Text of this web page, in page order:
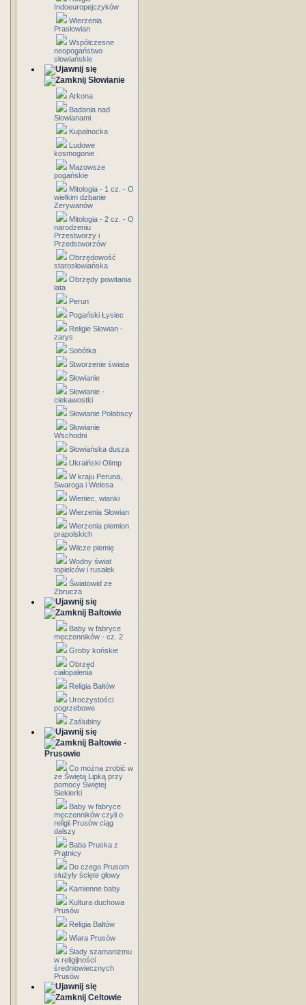
Indoeuropejczyków
Wierzenia
Prasłowian
Współczesne
neopogaństwo
słowiańskie
Słowianie
Arkona
Badania nad
Słowianami
Kupalnocka
Ludowe
kosmogonie
Mazowsze
pogańskie
Mitologia - 1 cz. - O
wielkim dzbanie
Zerywanów
Mitologia - 2 cz. - O
narodzeniu
Przestworzy i
Przedstworzów
Obrzędowość
starosłowiańska
Obrzędy powitania
lata
Perun
Pogański Łysiec
Religie Słowian -
zarys
Sobótka
Stworzenie świata
Słowianie
Słowianie -
ciekawostki
Słowianie Połabscy
Słowianie
Wschodni
Słowiańska dusza
Ukraiński Olimp
W kraju Peruna,
Swaroga i Welesa
Wieniec, wianki
Wierzenia Słowian
Wierzenia plemion
prapolskich
Wilcze plemię
Wodny świat
topielców i rusałek
Światowid ze
Zbrucza
Bałtowie
Baby w fabryce
męczenników - cz. 2
Groby końskie
Obrzęd
ciałopalenia
Religia Bałtów
Uroczystości
pogrzebowe
Zaślubiny
Bałtowie -
Prusowie
Co można zrobić w
ze Świętą Lipką przy
pomocy Świętej
Siekierki
Baby w fabryce
męczenników czyli o
religii Prusów ciąg
dalszy
Baba Pruska z
Prątnicy
Do czego Prusom
służyły ścięte głowy
Kamienne baby
Kultura duchowa
Prusów
Religia Bałtów
Wiara Prusów
Ślady szamanizmu
w religijności
średniowiecznych
Prusów
Celtowie